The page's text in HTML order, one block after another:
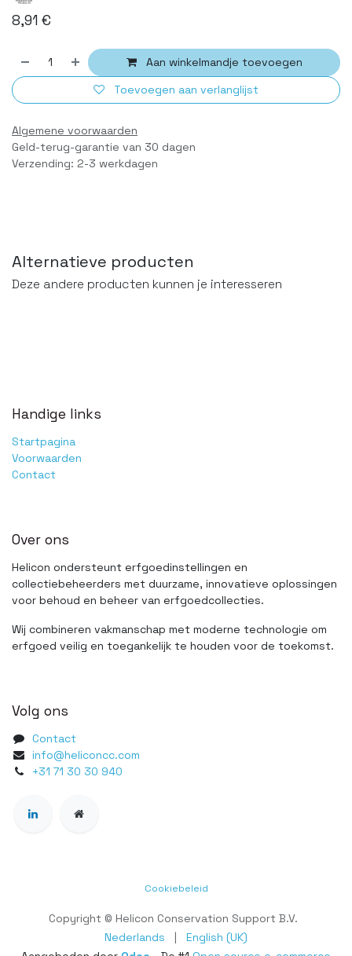
8,91 €
Aan winkelmandje toevoegen
Toevoegen aan verlanglijst
Algemene voorwaarden
Geld-terug-garantie van 30 dagen
Verzending: 2-3 werkdagen
Alternatieve producten
Deze andere producten kunnen je interesseren
Handige links
Startpagina
Voorwaarden
Contact
Over ons
Helicon ondersteunt erfgoedinstellingen en
collectiebeheerders met duurzame, innovatieve oplossingen
voor behoud en beheer van erfgoedcollecties.
Wij combineren vakmanschap met moderne technologie om
erfgoed veilig en toegankelijk te houden voor de toekomst.
Volg ons
Contact
info@heliconcc.com
+31 71 30 30 940
Cookiebeleid
Copyright © Helicon Conservation Support B.V.
Nederlands
|
English (UK)